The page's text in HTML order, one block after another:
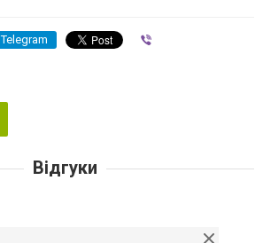
Telegram
Відгуки